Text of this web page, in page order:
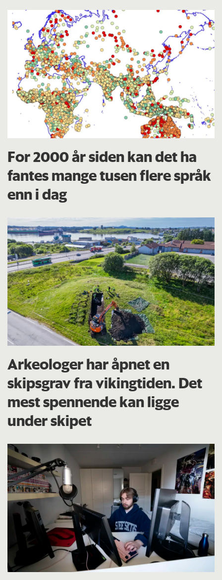
For 2000 år siden kan det ha
fantes mange tusen flere språk
enn i dag
Arkeologer har åpnet en
skipsgrav fra vikingtiden. Det
mest spennende kan ligge
under skipet